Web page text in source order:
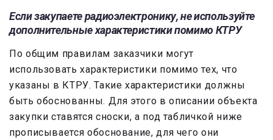
Если закупаете радиоэлектронику, не используйте
дополнительные характеристики помимо КТРУ
По общим правилам заказчики могут
использовать характеристики помимо тех, что
указаны в КТРУ. Такие характеристики должны
быть обоснованны. Для этого в описании объекта
закупки ставятся сноски, а под табличкой ниже
прописывается обоснование, для чего они